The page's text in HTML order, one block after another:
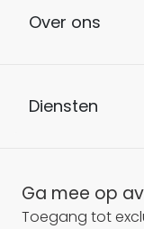
Over ons
Diensten
Ga mee op
Toegang tot